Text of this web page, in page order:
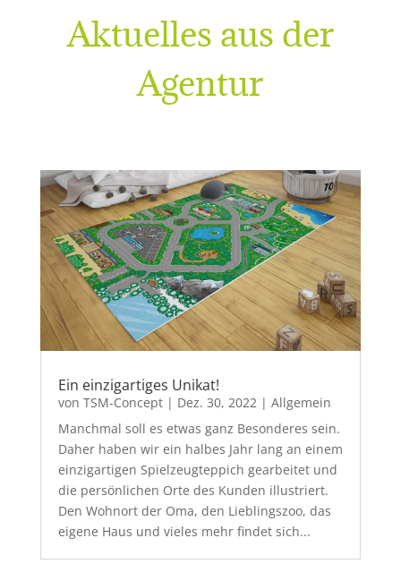
Aktuelles aus der
Agentur
Ein einzigartiges Unikat!
von TSM-Concept| Dez. 30, 2022 | Allgemein
Manchmal soll es etwas ganz Besonderes sein.
Daher haben wir ein halbes Jahr lang an einem
einzigartigen Spielzeugteppich gearbeitet und
die persönlichen Orte des Kunden illustriert.
Den Wohnort der Oma, den Lieblingszoo, das
eigene Haus und vieles mehr findet sich...